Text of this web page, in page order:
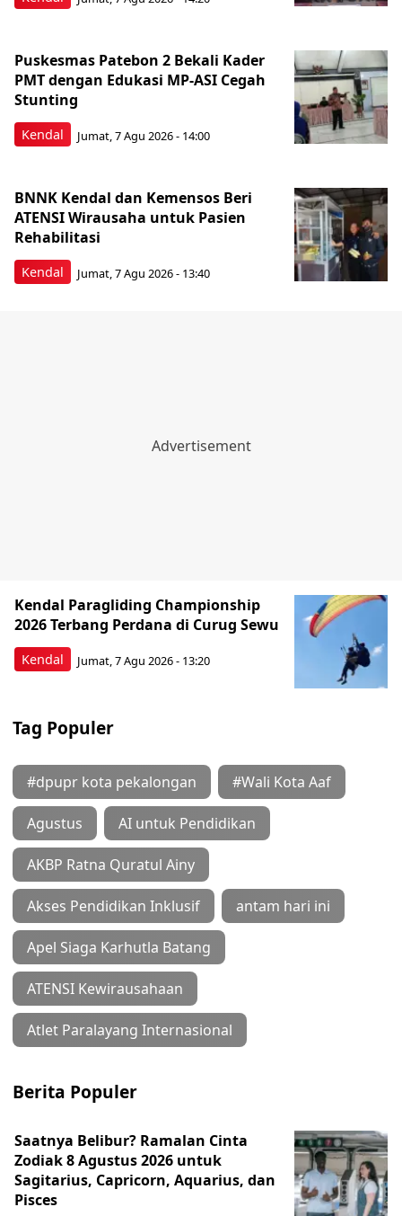
Kendal
Puskesmas Patebon 2 Bekali Kader
PMT dengan Edukasi MP-ASI Cegah
Stunting
Jumat, 7 Agu 2026 - 14:00
Kendal
BNNK Kendal dan Kemensos Beri
ATENSI Wirausaha untuk Pasien
Rehabilitasi
Jumat, 7 Agu 2026 - 13:40
Kendal
Kendal Paragliding Championship
2026 Terbang Perdana di Curug Sewu
Jumat, 7 Agu 2026 - 13:20
Tag Populer
#dpupr kota pekalongan #Wali Kota Aaf
Agustus AI untuk Pendidikan
AKBP Ratna Quratul Ainy
Akses Pendidikan Inklusif antam hari ini
Apel Siaga Karhutla Batang
ATENSI Kewirausahaan
Atlet Paralayang Internasional
Berita Populer
Saatnya Belibur? Ramalan Cinta
Zodiak 8 Agustus 2026 untuk
Sagitarius, Capricorn, Aquarius, dan
Pisces